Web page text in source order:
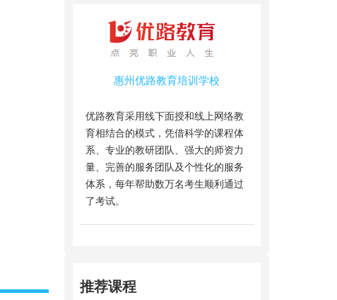
惠州优路教育培训学校
优路教育采用线下面授和线上网络教
育相结合的模式，凭借科学的课程体
系、专业的教研团队、强大的师资力
量、完善的服务团队及个性化的服务
体系，每年帮助数万名考生顺利通过
了考试。
推荐课程